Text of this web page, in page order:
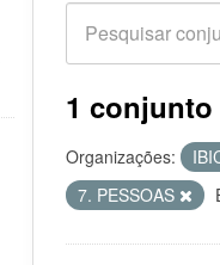
1
Organizações:
7. PESSOAS